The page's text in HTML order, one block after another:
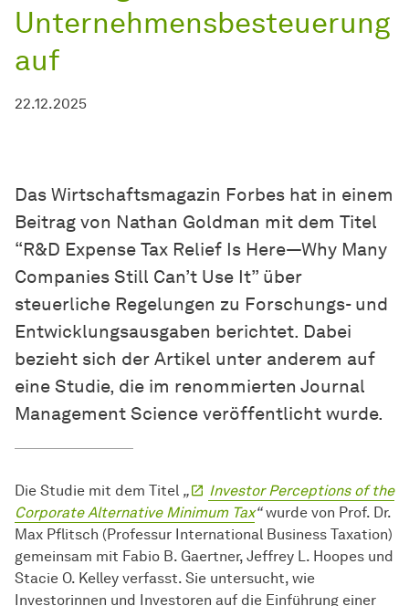
Unternehmensbesteuerung
auf
22.12.2025
Das Wirtschaftsmagazin Forbes hat in einem
Beitrag von Nathan Goldman mit dem Titel
“R&D Expense Tax Relief Is Here—Why Many
Companies Still Can’t Use It” über
steuerliche Regelungen zu Forschungs- und
Entwicklungsausgaben berichtet. Dabei
bezieht sich der Artikel unter anderem auf
eine Studie, die im renommierten Journal
Management Science veröffentlicht wurde.
Die Studie mit dem Titel „
Investor Perceptions of the
Corporate Alternative Minimum Tax“wurde von Prof. Dr.
Max Pflitsch (Professur International Business Taxation)
gemeinsam mit Fabio B. Gaertner, Jeffrey L. Hoopes und
Stacie O. Kelley verfasst. Sie untersucht, wie
Investorinnen und Investoren auf die Einführung einer